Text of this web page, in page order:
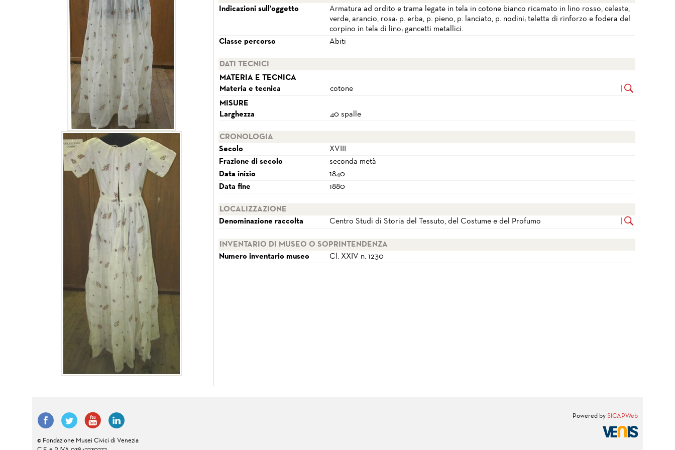
Indicazioni sull'oggetto
Armatura ad ordito e trama legate in tela in cotone bianco ricamato in lino rosso, celeste,
verde, arancio, rosa: p. erba, p. pieno, p. lanciato, p. nodini; teletta di rinforzo e fodera del
corpino in tela di lino; gancetti metallici.
Classe percorso
Abiti
DATI TECNICI
MATERIA E TECNICA
Materia e tecnica
cotone
MISURE
Larghezza
40 spalle
CRONOLOGIA
Secolo
XVIII
Frazione di secolo
seconda metà
Data inizio
1840
Data fine
1880
LOCALIZZAZIONE
Denominazione raccolta
Centro Studi di Storia del Tessuto, del Costume e del Profumo
INVENTARIO DI MUSEO O SOPRINTENDENZA
Numero inventario museo
Cl. XXIV n. 1230
© Fondazione Musei Civici di Venezia
Powered by SICAPWeb